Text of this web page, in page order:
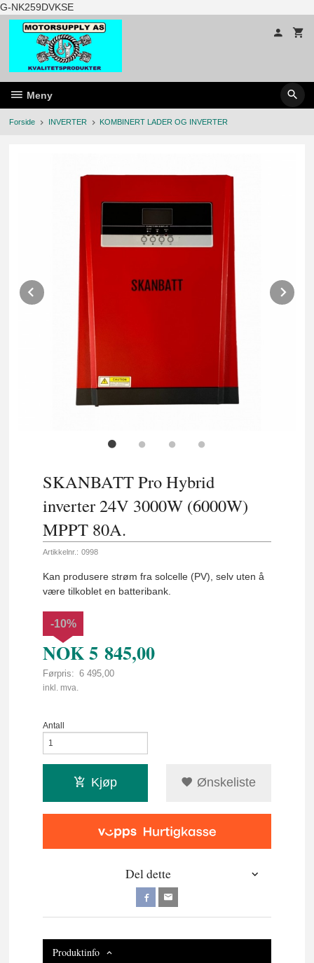
G-NK259DVKSEGå
til
innholdet
Meny
Forside INVERTER KOMBINERT LADER OG INVERTER
Prev
SKANBATT Pro Hybrid
inverter 24V 3000W (6000W)
MPPT 80A.
Artikkelnr.: 0998
Kan produsere strøm fra solcelle (PV), selv uten å
være tilkoblet en batteribank.
NOK5 845,00
Førpris: 6 495,00
Rabatt
-10%
inkl. mva.
Antall
Kjøp Ønskeliste
Del dette
Produktinfo